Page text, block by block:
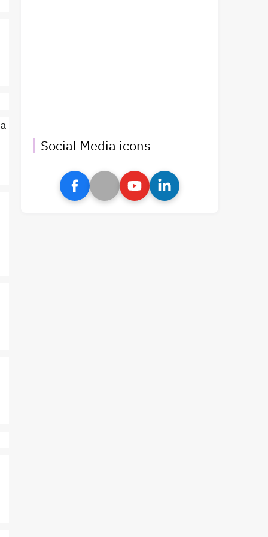
Social Media icons